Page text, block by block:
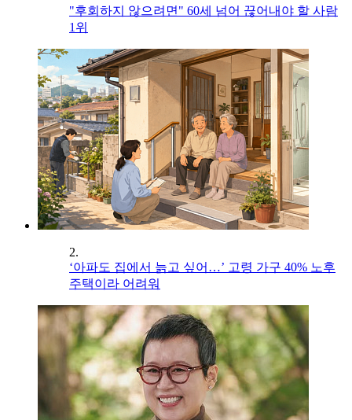
"후회하지 않으려면" 60세 넘어 끊어내야 할 사람
1위
2.
‘아파도 집에서 늙고 싶어…’ 고령 가구 40% 노후
주택이라 어려워